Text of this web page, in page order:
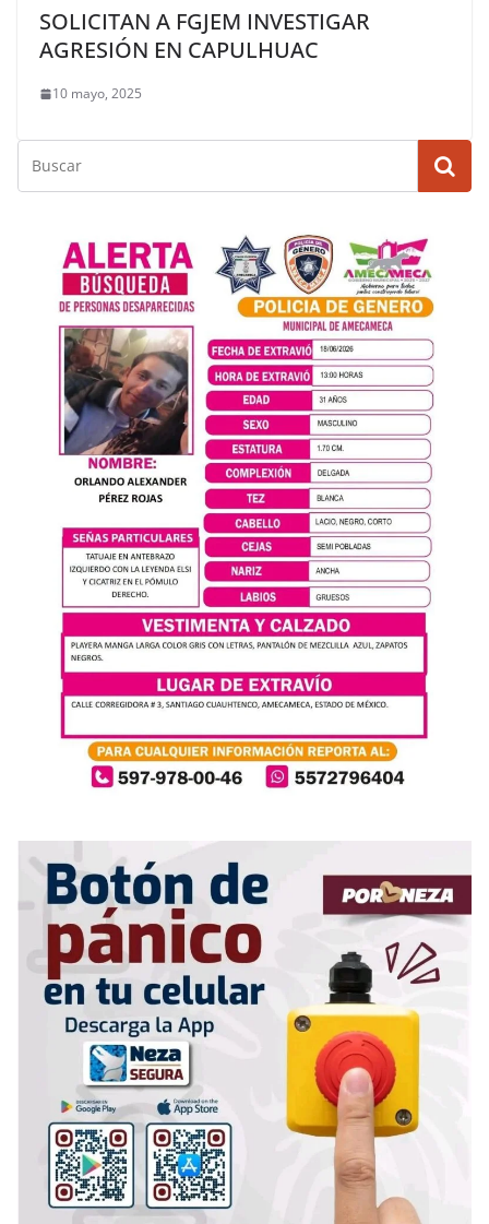
SOLICITAN A FGJEM INVESTIGAR
AGRESIÓN EN CAPULHUAC
10 mayo, 2025